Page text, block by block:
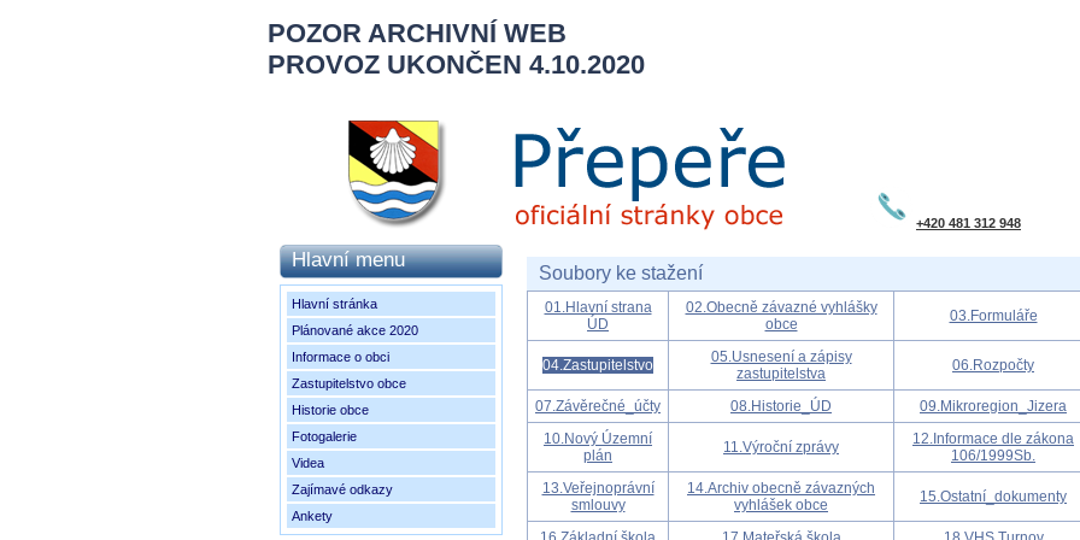
POZOR ARCHIVNÍ WEB
PROVOZ UKONČEN 4.10.2020
+420 481 312 948
Hlavní menu
Hlavní stránka
Plánované akce 2020
Informace o obci
Zastupitelstvo obce
Historie obce
Fotogalerie
Videa
Zajímavé odkazy
Ankety
Soubory ke stažení
01.Hlavní strana
ÚD
02.Obecně závazné vyhlášky
obce
03.Formuláře
04.Zastupitelstvo
05.Usnesení a zápisy
zastupitelstva
06.Rozpočty
07.Závěrečné_účty 08.Historie_ÚD
09.Mikroregion_Jizera
10.Nový Územní
plán
11.Výroční zprávy
12.Informace dle zákona
106/1999Sb.
13.Veřejnoprávní
smlouvy
14.Archiv obecně závazných
vyhlášek obce
15.Ostatní_dokumenty